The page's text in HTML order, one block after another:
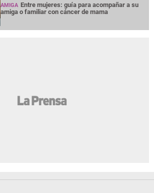
AMIGA Entre mujeres: guía para acompañar a su
amiga o familiar con cáncer de mama